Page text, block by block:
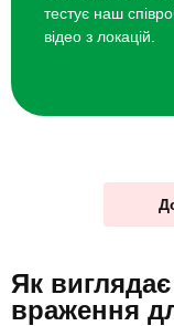
тестує наш
відео з локацій.
Як виглядає
враження